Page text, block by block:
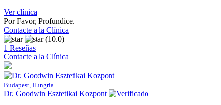
Ver clínica
Por Favor, Profundice.
Contacte a la Clínica
(10.0)
1 Reseñas
Contacte a la Clínica
Budapest, Hungria
Dr. Goodwin Esztetikai Kozpont